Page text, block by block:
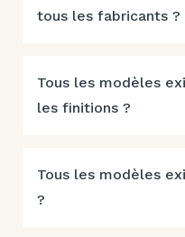
tous les fabricants ?
Tous les modèles
les finitions ?
Tous les modèles
?